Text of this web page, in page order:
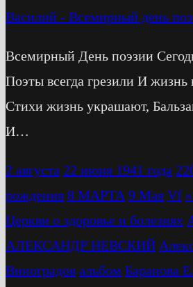
Василий - Всемирный день
Всемирный День поэзии
Поэты всегда грезили И жизнь
Стихи жизнь украшают,
И…
2 августа 22 июня 1941 года
рождения 8 МАРТА 9 Мая Vf
Церкви о здоровье и болезнях
АЛЕКСАНДР НЕВСКИЙ
Виноградов альбом Баранова